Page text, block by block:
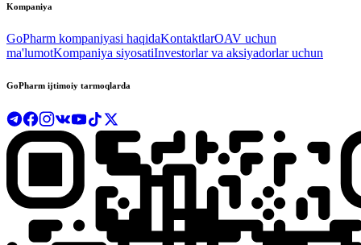
Kompaniya
GoPharm kompaniyasi haqidaKontaktlarOAV uchun
ma'lumotKompaniya siyosatiInvestorlar va aksiyadorlar uchun
GoPharm ijtimoiy tarmoqlarda